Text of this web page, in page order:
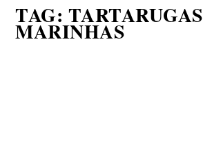
TAG: TARTARUGAS
MARINHAS